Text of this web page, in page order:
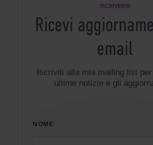
ISCRIVERSI
Ricevi
email
Iscriviti alla mia mailing list
ultime notizie e gli
NOME